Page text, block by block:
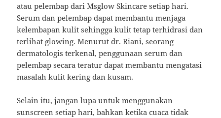
atau pelembap dari Msglow Skincare setiap hari.
Serum dan pelembap dapat membantu menjaga
kelembapan kulit sehingga kulit tetap terhidrasi dan
terlihat glowing. Menurut dr. Riani, seorang
dermatologis terkenal, penggunaan serum dan
pelembap secara teratur dapat membantu mengatasi
masalah kulit kering dan kusam.
Selain itu, jangan lupa untuk menggunakan
sunscreen setiap hari, bahkan ketika cuaca tidak